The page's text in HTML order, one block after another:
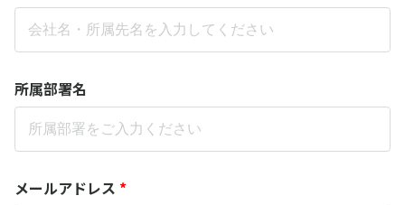
所属部署名
メールアドレス *